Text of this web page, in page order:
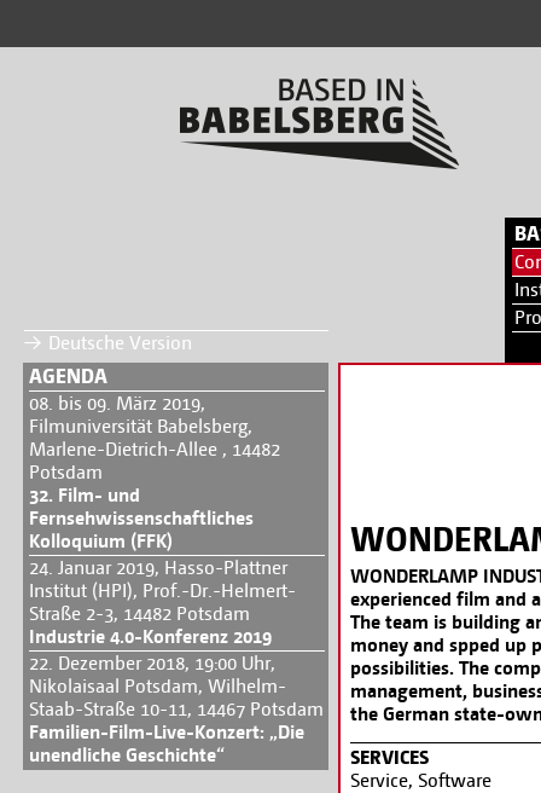
Deutsche Version
AGENDA
08. bis 09. März 2019,
Filmuniversität Babelsberg,
Marlene-Dietrich-Allee , 14482
Potsdam
32. Film- und
Fernsehwissenschaftliches
Kolloquium (FFK)
24. Januar 2019, Hasso-Plattner
Institut (HPI), Prof.-Dr.-Helmert-
Straße 2-3, 14482 Potsdam
Industrie 4.0-Konferenz 2019
22. Dezember 2018, 19:00 Uhr,
Nikolaisaal Potsdam, Wilhelm-
Staab-Straße 10-11, 14467 Potsdam
Familien-Film-Live-Konzert: „Die
unendliche Geschichte“
WONDERLAMP
experienced film and
The team is building
money and spped up
possibilities. The
management,
the German state-
SERVICES
Service, Software